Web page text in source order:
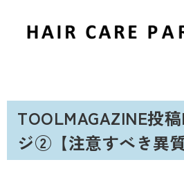
TOOLMAGAZINE投
ジ②【注意すべき異質